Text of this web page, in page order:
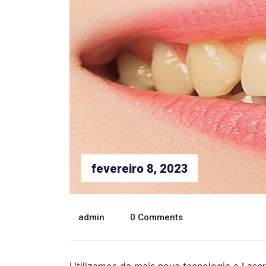
fevereiro 8, 2023
admin 0 Comments